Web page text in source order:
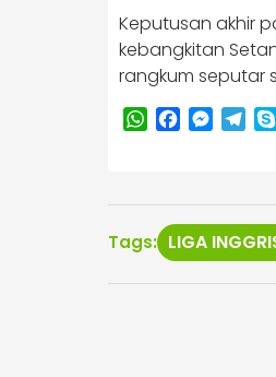
Keputusan akhir
kebangkitan
rangkum seputar
WhatsApp
Facebook
Tags: LIGA